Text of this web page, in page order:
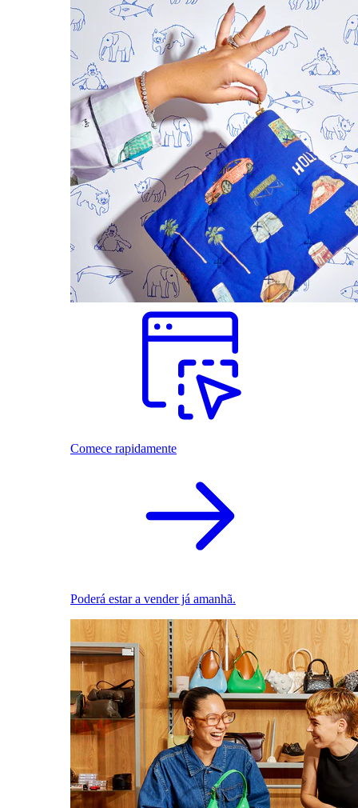
Comece rapidamente
Poderá estar a vender já amanhã.